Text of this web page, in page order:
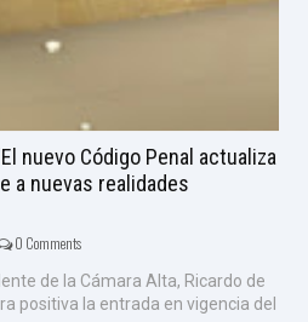
nuevo Código Penal actualiza
a nuevas realidades
0 Comments
de la Cámara Alta, Ricardo de
positiva la entrada en vigencia del